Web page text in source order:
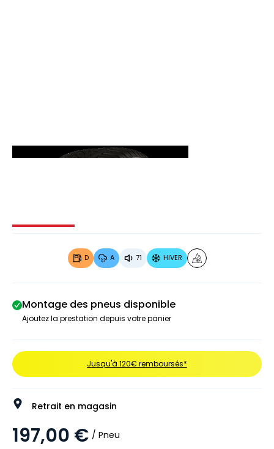
Image 1 sur 3
D A 71 HIVER
Montage des pneus disponible
Ajoutez la prestation depuis votre panier
Jusqu'à 120€ remboursés*
Retrait en magasin
197,00 € / Pneu